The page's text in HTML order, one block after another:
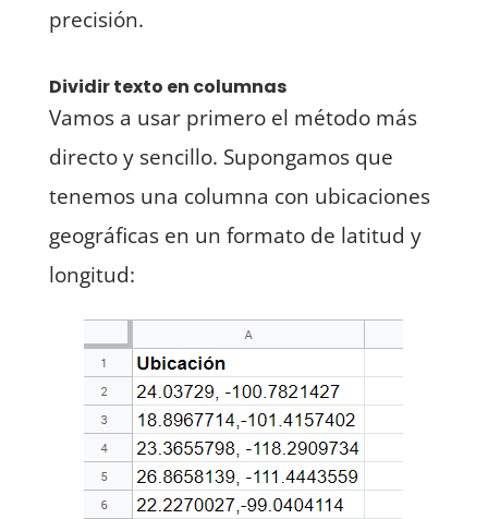
precisión.
Dividir texto en columnas
Vamos a usar primero el método más
directo y sencillo. Supongamos que
tenemos una columna con ubicaciones
geográficas en un formato de latitud y
longitud: